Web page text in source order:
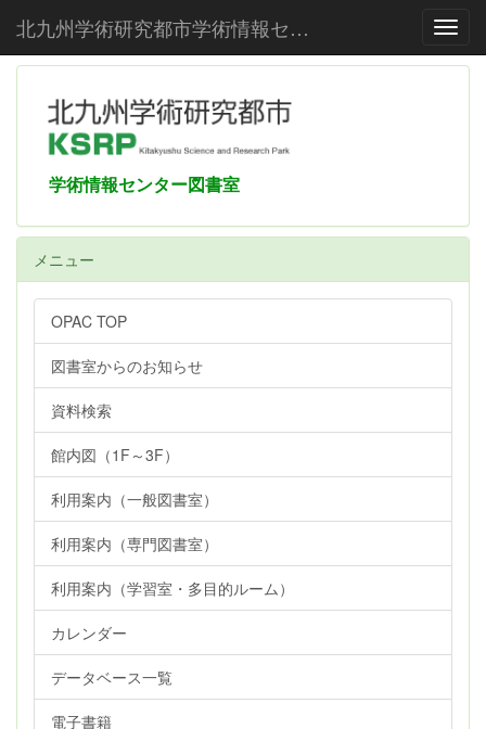
北九州学術研究都市学術情報センター
学術情報センター図書室
メニュー
OPAC TOP
図書室からのお知らせ
資料検索
館内図（1F～3F）
利用案内（一般図書室）
利用案内（専門図書室）
利用案内（学習室・多目的ルーム）
カレンダー
データベース一覧
電子書籍